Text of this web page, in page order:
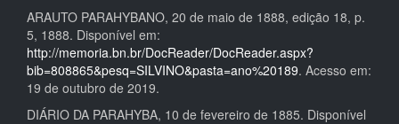
ARAUTO PARAHYBANO, 20 de maio de 1888, edição 18, p.
5, 1888. Disponível em:
http://memoria.bn.br/DocReader/DocReader.aspx?
bib=808865&pesq=SILVINO&pasta=ano%20189. Acesso em:
19 de outubro de 2019.
DIÁRIO DA PARAHYBA, 10 de fevereiro de 1885. Disponível